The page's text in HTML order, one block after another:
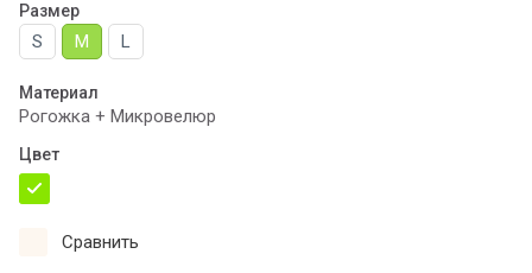
Размер
S M L
Материал
Рогожка + Микровелюр
Цвет
Сравнить